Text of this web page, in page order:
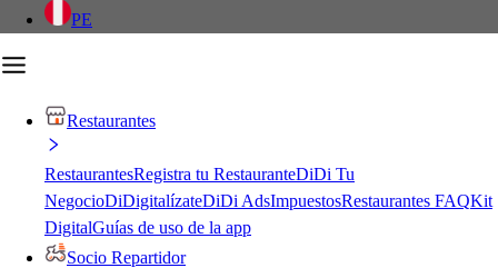
PE
Restaurantes
RestaurantesRegistra tu RestauranteDiDi Tu
NegocioDiDigitalízateDiDi AdsImpuestosRestaurantes FAQKit
DigitalGuías de uso de la app
Socio Repartidor